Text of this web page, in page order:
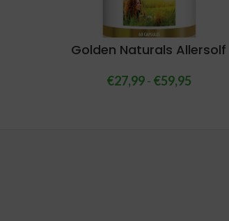
Golden Naturals Allersolf
€27,99- €59,95